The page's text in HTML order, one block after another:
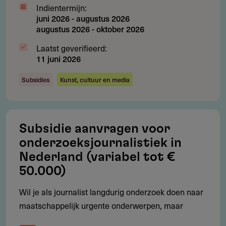
Project gestart binnen 1 maand na bekendmaking van
de subsidieverstrekking
Publicatie of uitzending uiterlijk 12 maanden na
bekendmaking
Eigen bijdrage minimaal een vijfde deel (20%) van de
selectiecriteria
De zes selectiecriteria zijn: onderwerp in een kleine
gemeente (max 20 punten), coproductie (max 20),
journalistieke vernieuwing (max 20), kwaliteit en diepgang
20), impact (max 20).
Indientermijn:
juni 2026-augustus 2026
augustus 2026-oktober 2026
Laatst geverifieerd:
11 juni 2026
Subsidies Kunst, cultuur en media
Subsidie aanvragen voor
onderzoeksjournalistiek in
Nederland (variabel tot €
50.000)
Wil je als journalist langdurig onderzoek doen naar
maatschappelijk urgente onderwerpen, maar